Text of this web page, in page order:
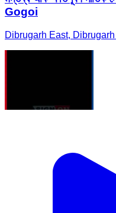
Gogoi
Dibrugarh East,